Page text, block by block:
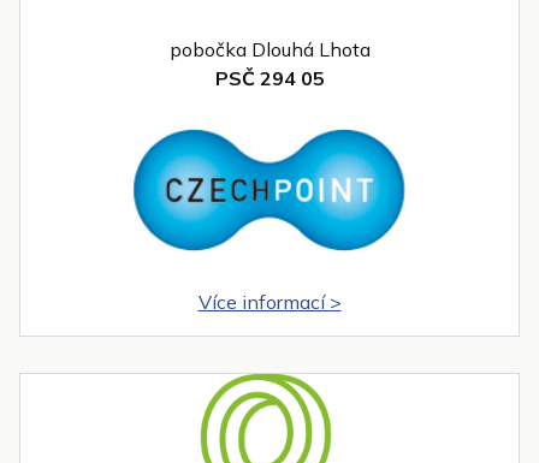
pobočka Dlouhá Lhota
PSČ 294 05
Více informací >